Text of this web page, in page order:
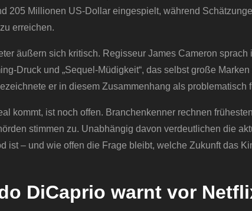
205 Millionen US-Dollar eingespielt, während
erreichen.
äußern sich kritisch. Regisseur James Cameron sprach
Druck und „Sequel-Müdigkeit“, das selbst große
er in diesem Zusammenhang als problematisch
kommt, ist noch offen. Branchenkenner rechnen
stimmen zu. Unabhängig davon verdeutlichen die
ist – und wie offen die Frage bleibt, welche Zukunft das
DiCaprio warnt vor